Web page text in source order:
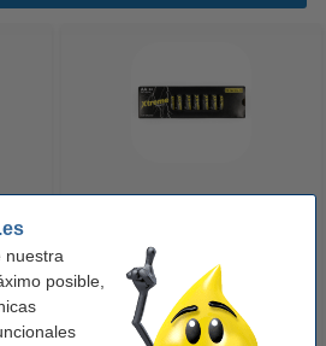
nuestra
posible,
Power AA - LR06 - MN1500 - 24
unidades
14,50 € Incl. 21% IVA